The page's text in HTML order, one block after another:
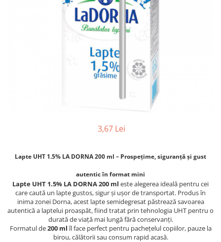
3,67 Lei
Lapte UHT 1.5% LA DORNA 200 ml – Prospețime, siguranță și gust
autentic în format mini
Lapte UHT 1.5% LA DORNA 200 ml este alegerea ideală pentru cei
care caută un lapte gustos, sigur și ușor de transportat. Produs în
inima zonei Dorna, acest lapte semidegresat păstrează savoarea
autentică a laptelui proaspăt, fiind tratat prin tehnologia UHT pentru o
durată de viață mai lungă fără conservanți.
Formatul de200 mlîl face perfect pentru pachețelul copiilor, pauze la
birou, călătorii sau consum rapid acasă.